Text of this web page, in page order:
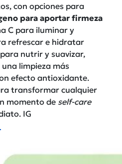
con opciones para
para aportar firmeza
C para iluminar y
refrescar e hidratar
nutrir y suavizar,
limpieza más
efecto antioxidante.
transformar cualquier
momento de self-care
IG